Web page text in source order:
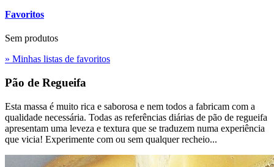
Favoritos
Sem produtos
» Minhas listas de favoritos
Pão de Regueifa
Esta massa é muito rica e saborosa e nem todos a fabricam com a
qualidade necessária. Todas as referências diárias de pão de regueifa
apresentam uma leveza e textura que se traduzem numa experiência
que vicia! Experimente com ou sem qualquer recheio...